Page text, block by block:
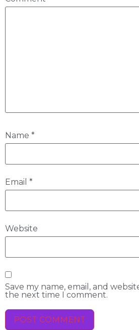
Name *
Email *
Website
Save my name, email, and
the next time I comment.